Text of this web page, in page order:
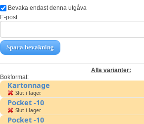
Bevaka endast denna utgåva
E-post
Spara bevakning
Alla varianter:
Bokformat:
Kartonnage
Slut i lager.
Pocket -10
Slut i lager.
Pocket -10